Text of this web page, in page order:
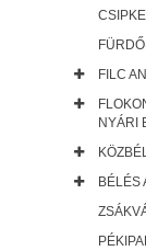
FILC
NYÁRI
BÉLÉS